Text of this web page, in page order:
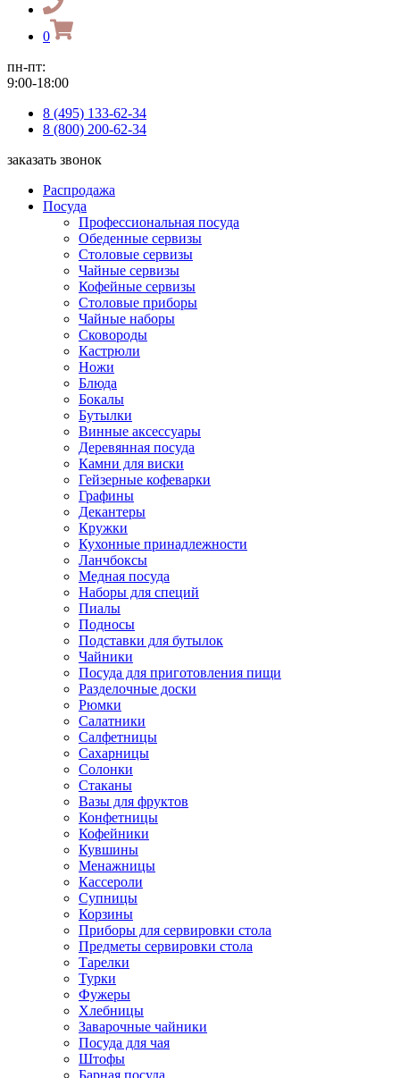
0
пн-пт:
9:00-18:00
8 (495) 133-62-34
8 (800) 200-62-34
заказать звонок
Распродажа
Посуда
Профессиональная посуда
Обеденные сервизы
Столовые сервизы
Чайные сервизы
Кофейные сервизы
Столовые приборы
Чайные наборы
Сковороды
Кастрюли
Ножи
Блюда
Бокалы
Бутылки
Винные аксессуары
Деревянная посуда
Камни для виски
Гейзерные кофеварки
Графины
Декантеры
Кружки
Кухонные принадлежности
Ланчбоксы
Медная посуда
Наборы для специй
Пиалы
Подносы
Подставки для бутылок
Чайники
Посуда для приготовления пищи
Разделочные доски
Рюмки
Салатники
Салфетницы
Сахарницы
Солонки
Стаканы
Вазы для фруктов
Конфетницы
Кофейники
Кувшины
Менажницы
Кассероли
Супницы
Корзины
Приборы для сервировки стола
Предметы сервировки стола
Тарелки
Турки
Фужеры
Хлебницы
Заварочные чайники
Посуда для чая
Штофы
Барная посуда